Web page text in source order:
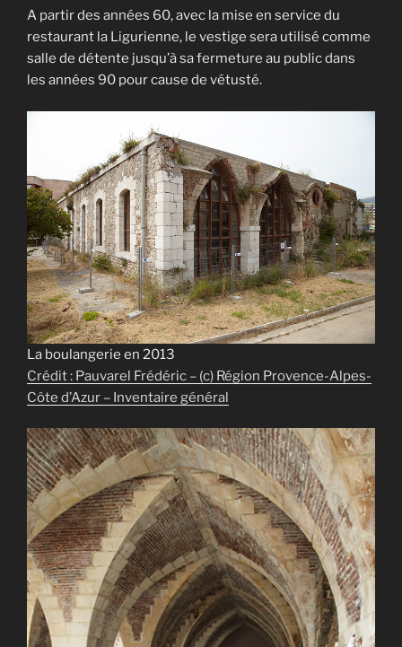
A partir des années 60, avec la mise en service du
restaurant la Ligurienne, le vestige sera utilisé comme
salle de détente jusqu’à sa fermeture au public dans
les années 90 pour cause de vétusté.
La boulangerie en 2013
Crédit : Pauvarel Frédéric – (c) Région Provence-Alpes-
Côte d’Azur – Inventaire général